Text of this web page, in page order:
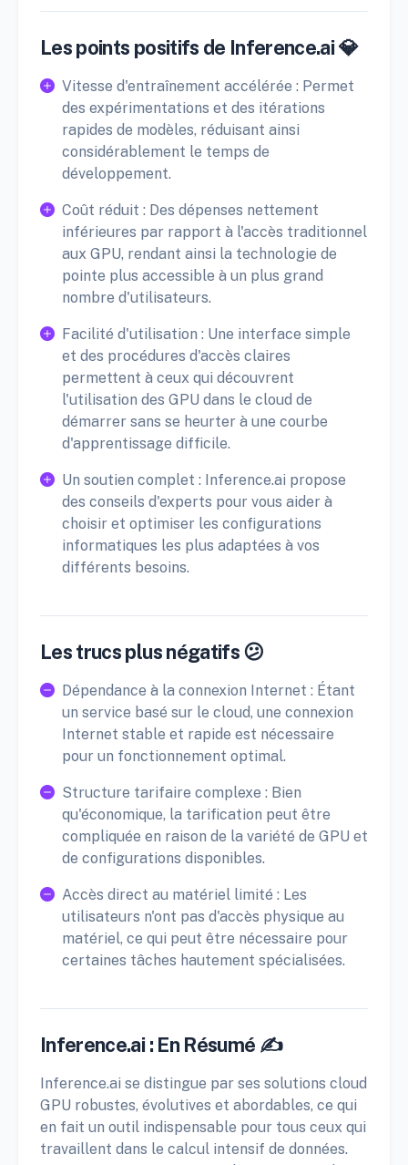
Les points positifs de Inference.ai 💎
Vitesse d'entraînement accélérée : Permet
des expérimentations et des itérations
rapides de modèles, réduisant ainsi
considérablement le temps de
développement.
Coût réduit : Des dépenses nettement
inférieures par rapport à l'accès traditionnel
aux GPU, rendant ainsi la technologie de
pointe plus accessible à un plus grand
nombre d'utilisateurs.
Facilité d'utilisation : Une interface simple
et des procédures d'accès claires
permettent à ceux qui découvrent
l'utilisation des GPU dans le cloud de
démarrer sans se heurter à une courbe
d'apprentissage difficile.
Un soutien complet : Inference.ai propose
des conseils d'experts pour vous aider à
choisir et optimiser les configurations
informatiques les plus adaptées à vos
différents besoins.
Les trucs plus négatifs 😕
Dépendance à la connexion Internet : Étant
un service basé sur le cloud, une connexion
Internet stable et rapide est nécessaire
pour un fonctionnement optimal.
Structure tarifaire complexe : Bien
qu'économique, la tarification peut être
compliquée en raison de la variété de GPU et
de configurations disponibles.
Accès direct au matériel limité : Les
utilisateurs n'ont pas d'accès physique au
matériel, ce qui peut être nécessaire pour
certaines tâches hautement spécialisées.
Inference.ai : En Résumé ✍️
Inference.ai se distingue par ses solutions cloud
GPU robustes, évolutives et abordables, ce qui
en fait un outil indispensable pour tous ceux qui
travaillent dans le calcul intensif de données.